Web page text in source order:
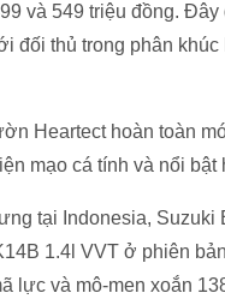
và 549 triệu đồng.
đối thủ trong phân khúc
Heartect hoàn toàn
mạo cá tính và nổi bật
tại Indonesia, Suzuki
1.4l VVT ở phiên
lực và mô-men xoắn